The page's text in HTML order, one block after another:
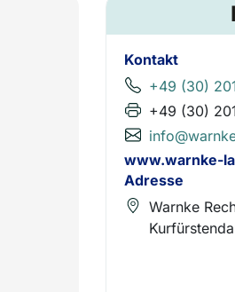
Kontakt
+49 (30)
+49 (30)
www.warnke-
Adresse
Warnke